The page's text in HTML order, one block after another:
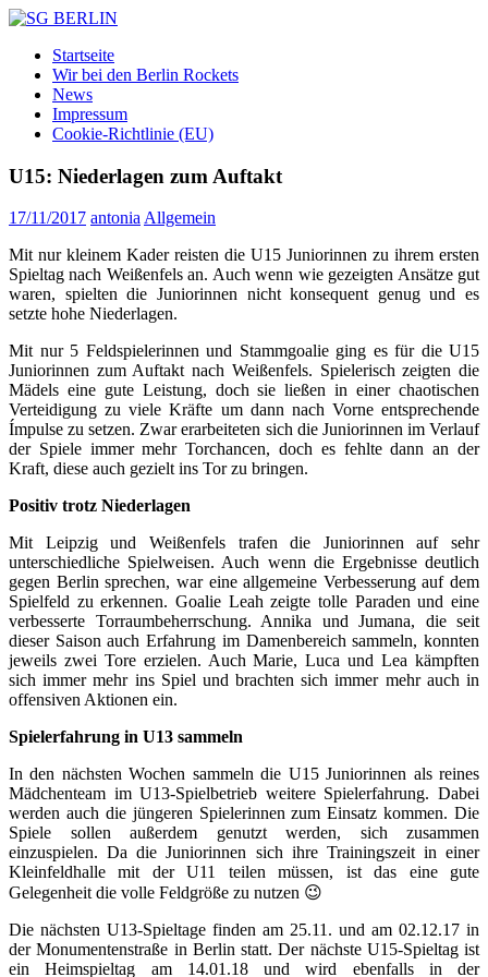
Zum
springen
BERLIN
DAMEN
FLOORBALL
TEAM
Startseite
Wir bei den Berlin Rockets
News
Impressum
Cookie-Richtlinie (EU)
U15: Niederlagen zum Auftakt
17/11/2017 antoniaAllgemein
Mit nur kleinem Kader reisten die U15 Juniorinnen zu ihrem ersten
Spieltag nach Weißenfels an. Auch wenn wie gezeigten Ansätze gut
waren, spielten die Juniorinnen nicht konsequent genug und es
setzte hohe Niederlagen.
Mit nur 5 Feldspielerinnen und Stammgoalie ging es für die U15
Juniorinnen zum Auftakt nach Weißenfels. Spielerisch zeigten die
Mädels eine gute Leistung, doch sie ließen in einer chaotischen
Verteidigung zu viele Kräfte um dann nach Vorne entsprechende
Ímpulse zu setzen. Zwar erarbeiteten sich die Juniorinnen im Verlauf
der Spiele immer mehr Torchancen, doch es fehlte dann an der
Kraft, diese auch gezielt ins Tor zu bringen.
Positiv trotz Niederlagen
Mit Leipzig und Weißenfels trafen die Juniorinnen auf sehr
unterschiedliche Spielweisen. Auch wenn die Ergebnisse deutlich
gegen Berlin sprechen, war eine allgemeine Verbesserung auf dem
Spielfeld zu erkennen. Goalie Leah zeigte tolle Paraden und eine
verbesserte Torraumbeherrschung. Annika und Jumana, die seit
dieser Saison auch Erfahrung im Damenbereich sammeln, konnten
jeweils zwei Tore erzielen. Auch Marie, Luca und Lea kämpften
sich immer mehr ins Spiel und brachten sich immer mehr auch in
offensiven Aktionen ein.
Spielerfahrung in U13 sammeln
In den nächsten Wochen sammeln die U15 Juniorinnen als reines
Mädchenteam im U13-Spielbetrieb weitere Spielerfahrung. Dabei
werden auch die jüngeren Spielerinnen zum Einsatz kommen. Die
Spiele sollen außerdem genutzt werden, sich zusammen
einzuspielen. Da die Juniorinnen sich ihre Trainingszeit in einer
Kleinfeldhalle mit der U11 teilen müssen, ist das eine gute
Gelegenheit die volle Feldgröße zu nutzen 😉
Die nächsten U13-Spieltage finden am 25.11. und am 02.12.17 in
der Monumentenstraße in Berlin statt. Der nächste U15-Spieltag ist
ein Heimspieltag am 14.01.18 und wird ebenfalls in der